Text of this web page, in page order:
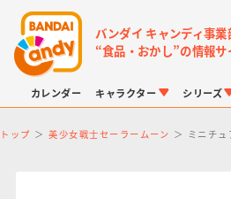
バンダイ キャンディ事
“食品・おかし”の情報サ
カレンダー キャラクター シリーズ
トップ 美少女戦士セーラームーン ミニチ